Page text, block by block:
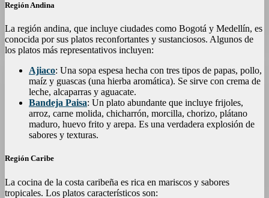
Región Andina
La región andina, que incluye ciudades como Bogotá y Medellín, es
conocida por sus platos reconfortantes y sustanciosos. Algunos de
los platos más representativos incluyen:
Ajiaco: Una sopa espesa hecha con tres tipos de papas, pollo,
maíz y guascas (una hierba aromática). Se sirve con crema de
leche, alcaparras y aguacate.
Bandeja Paisa: Un plato abundante que incluye frijoles,
arroz, carne molida, chicharrón, morcilla, chorizo, plátano
maduro, huevo frito y arepa. Es una verdadera explosión de
sabores y texturas.
Región Caribe
La cocina de la costa caribeña es rica en mariscos y sabores
tropicales. Los platos característicos son: